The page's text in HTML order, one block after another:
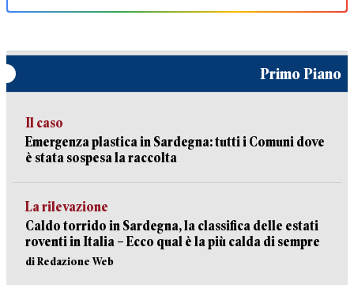
Primo Piano
Il caso
Emergenza plastica in Sardegna: tutti i Comuni dove
è stata sospesa la raccolta
La rilevazione
Caldo torrido in Sardegna, la classifica delle estati
roventi in Italia – Ecco qual è la più calda di sempre
di Redazione Web